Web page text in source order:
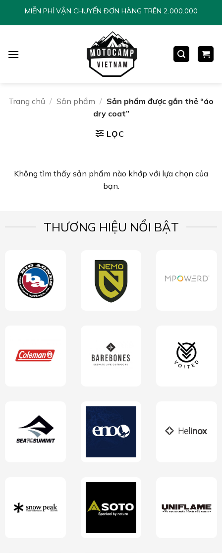
ChuyểnMIỄN PHÍ VẬN CHUYỂN ĐƠN HÀNG TRÊN 2.000.000
Trang chủ / Sản phẩm / Sản phẩm được gắn thẻ “áo
dry coat”
LỌC
Không tìm thấy sản phẩm nào khớp với lựa chọn của
bạn.
THƯƠNG HIỆU NỔI BẬT